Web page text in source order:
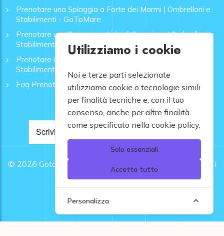
Prenotare una Spiaggia a Forte dei Marmi | Ombrelloni e
Stabilimenti - GoToMare
Prenotare una Spiaggia a Lido di Camaiore | Ombrelloni e
Stabilimenti - GoToMare
Prenotare una Spiaggia a Rapallo | Ombrelloni e
Stabilimenti - GoToMare
Faq Prenotazione Spiagge
© 2026 Gotomare srl - Partita IVA 12948810960 .
Tutti i
diritti riservati.
Utilizziamo i cookie
Noi e terze parti selezionate
utilizziamo cookie o tecnologie simili
per finalità tecniche e, con il tuo
consenso, anche per altre finalità
come specificato nella cookie policy.
Solo essenziali
Accetta tutto
Personalizza